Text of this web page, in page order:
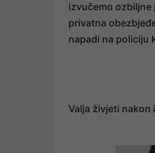
izvučemo
privatna
napadi na policiju
Valja živjeti nakon